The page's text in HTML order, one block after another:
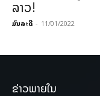
ລາວ!
ມົນລະດີ - 11/01/2022
ຂ່າວພາຍໃນ